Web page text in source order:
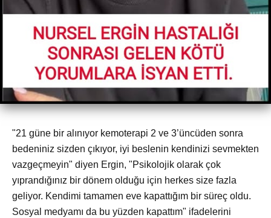
"21 güne bir alınıyor kemoterapi 2 ve 3’üncüden sonra
bedeniniz sizden çıkıyor, iyi beslenin kendinizi sevmekten
vazgeçmeyin" diyen Ergin, "Psikolojik olarak çok
yıprandığınız bir dönem olduğu için herkes size fazla
geliyor. Kendimi tamamen eve kapattığım bir süreç oldu.
Sosyal medyamı da bu yüzden kapattım" ifadelerini